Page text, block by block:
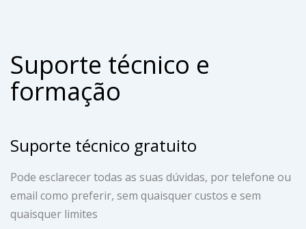
Suporte técnico e
formação
Suporte técnico gratuito
Pode esclarecer todas as suas dúvidas, por telefone ou
email como preferir, sem quaisquer custos e sem
quaisquer limites